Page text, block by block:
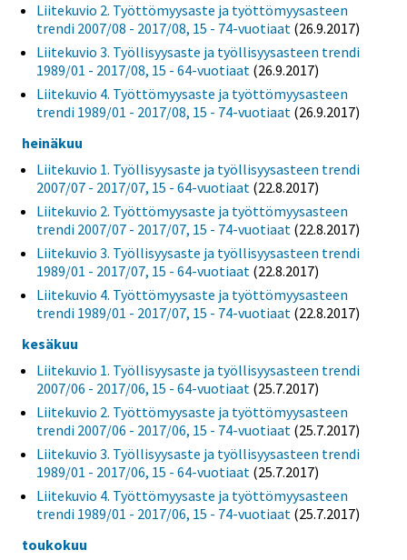
Liitekuvio 2. Työttömyysaste ja työttömyysasteen
trendi 2007/08 - 2017/08, 15 - 74-vuotiaat (26.9.2017)
Liitekuvio 3. Työllisyysaste ja työllisyysasteen trendi
1989/01 - 2017/08, 15 - 64-vuotiaat (26.9.2017)
Liitekuvio 4. Työttömyysaste ja työttömyysasteen
trendi 1989/01 - 2017/08, 15 - 74-vuotiaat (26.9.2017)
heinäkuu
Liitekuvio 1. Työllisyysaste ja työllisyysasteen trendi
2007/07 - 2017/07, 15 - 64-vuotiaat (22.8.2017)
Liitekuvio 2. Työttömyysaste ja työttömyysasteen
trendi 2007/07 - 2017/07, 15 - 74-vuotiaat (22.8.2017)
Liitekuvio 3. Työllisyysaste ja työllisyysasteen trendi
1989/01 - 2017/07, 15 - 64-vuotiaat (22.8.2017)
Liitekuvio 4. Työttömyysaste ja työttömyysasteen
trendi 1989/01 - 2017/07, 15 - 74-vuotiaat (22.8.2017)
kesäkuu
Liitekuvio 1. Työllisyysaste ja työllisyysasteen trendi
2007/06 - 2017/06, 15 - 64-vuotiaat (25.7.2017)
Liitekuvio 2. Työttömyysaste ja työttömyysasteen
trendi 2007/06 - 2017/06, 15 - 74-vuotiaat (25.7.2017)
Liitekuvio 3. Työllisyysaste ja työllisyysasteen trendi
1989/01 - 2017/06, 15 - 64-vuotiaat (25.7.2017)
Liitekuvio 4. Työttömyysaste ja työttömyysasteen
trendi 1989/01 - 2017/06, 15 - 74-vuotiaat (25.7.2017)
toukokuu